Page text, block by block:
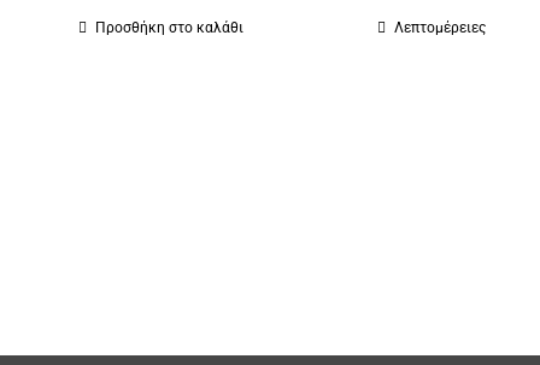
Προσθήκη στο καλάθι Λεπτομέρειες